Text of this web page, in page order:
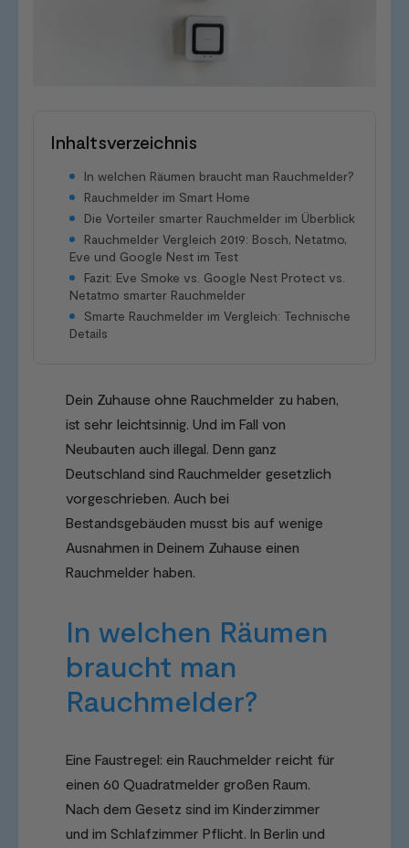
Inhaltsverzeichnis
In welchen Räumen braucht man Rauchmelder?
Rauchmelder im Smart Home
Die Vorteiler smarter Rauchmelder im Überblick
Rauchmelder Vergleich 2019: Bosch, Netatmo,
Eve und Google Nest im Test
Fazit: Eve Smoke vs. Google Nest Protect vs.
Netatmo smarter Rauchmelder
Smarte Rauchmelder im Vergleich: Technische
Details
Dein Zuhause ohne Rauchmelder zu haben,
ist sehr leichtsinnig. Und im Fall von
Neubauten auch illegal. Denn ganz
Deutschland sind Rauchmelder gesetzlich
vorgeschrieben. Auch bei
Bestandsgebäuden musst bis auf wenige
Ausnahmen in Deinem Zuhause einen
Rauchmelder haben.
In welchen Räumen
braucht man
Rauchmelder?
Eine Faustregel: ein Rauchmelder reicht für
einen 60 Quadratmelder großen Raum.
Nach dem Gesetz sind im Kinderzimmer
und im Schlafzimmer Pflicht. In Berlin und